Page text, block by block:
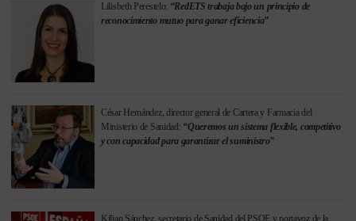
Lilisbeth Perestelo: “RedETS trabaja bajo un principio de
reconocimiento mutuo para ganar eficiencia”
César Hernández, director general de Cartera y Farmacia del
Ministerio de Sanidad: “Queremos un sistema flexible, competitivo
y con capacidad para garantizar el suministro”
Kilian Sánchez, secretario de Sanidad del PSOE y portavoz de la